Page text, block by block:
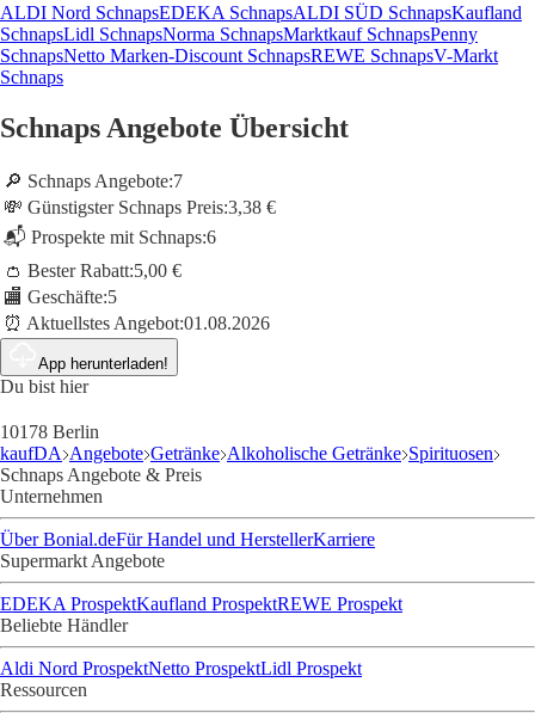
ALDI Nord SchnapsEDEKA SchnapsALDI SÜD SchnapsKaufland
SchnapsLidl SchnapsNorma SchnapsMarktkauf SchnapsPenny
SchnapsNetto Marken-Discount SchnapsREWE SchnapsV-Markt
Schnaps
Schnaps Angebote Übersicht
🔎 Schnaps Angebote:7
💸 Günstigster Schnaps Preis:3,38 €
📬 Prospekte mit Schnaps:6
👛 Bester Rabatt:5,00 €
🏬 Geschäfte:5
⏰ Aktuellstes Angebot:01.08.2026
App herunterladen!
Du bist hier
10178 Berlin
kaufDA Angebote Getränke Alkoholische Getränke Spirituosen
Schnaps Angebote & Preis
Unternehmen
Über Bonial.deFür Handel und HerstellerKarriere
Supermarkt Angebote
EDEKA ProspektKaufland ProspektREWE Prospekt
Beliebte Händler
Aldi Nord ProspektNetto ProspektLidl Prospekt
Ressourcen